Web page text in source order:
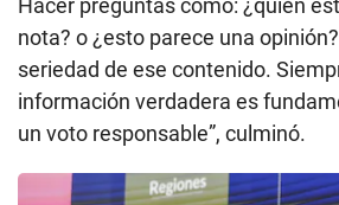
nota? o ¿esto parece una
seriedad de ese contenido.
información verdadera es
un voto responsable”, culminó.